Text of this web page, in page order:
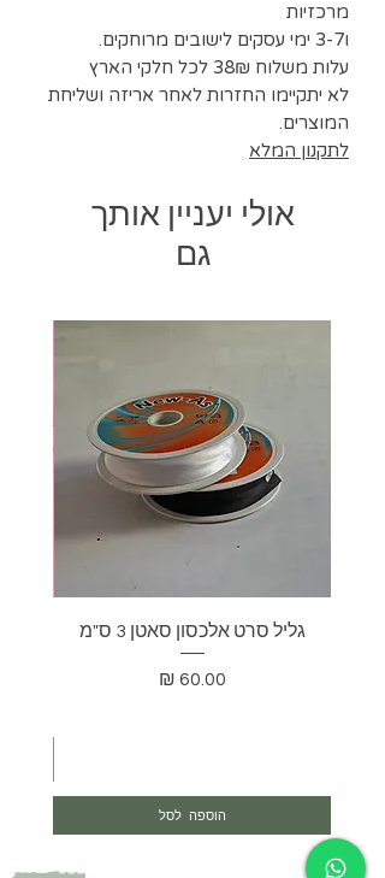
מרכזיות
ו3-7 ימי עסקים לישובים מרוחקים.
עלות משלוח 38₪ לכל חלקי הארץ
לא יתקיימו החזרות לאחר אריזה ושליחת
המוצרים.
לתקנון המלא
אולי יעניין אותך
גם
גליל סרט אלכסון סאטן 3 ס"מ
מחיר
הוספה לסל